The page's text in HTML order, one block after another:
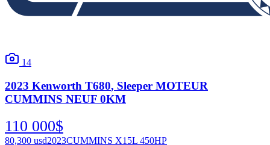
14
2023 Kenworth T680, Sleeper MOTEUR
CUMMINS NEUF 0KM
110 000$
80,300 usd2023CUMMINS X15L 450HP